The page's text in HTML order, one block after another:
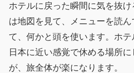
ホテルに戻った瞬間に気を抜
は地図を見て、メニューを読
て、何かと頭を使います。ホ
日本に近い感覚で休める場所に
が、旅全体が楽になります。